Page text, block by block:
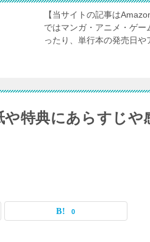
【当サイトの記事は
ではマンガ・アニメ・ゲ
ったり、単行本の発売日や
や特典にあらすじや
0